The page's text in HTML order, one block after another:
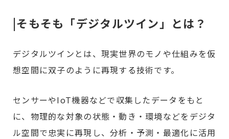
|そもそも「デジタルツイン」とは？
デジタルツインとは、現実世界のモノや仕組みを仮
想空間に双子のように再現する技術です。
センサーやIoT機器などで収集したデータをもと
に、物理的な対象の状態・動き・環境などをデジタ
ル空間で忠実に再現し、分析・予測・最適化に活用